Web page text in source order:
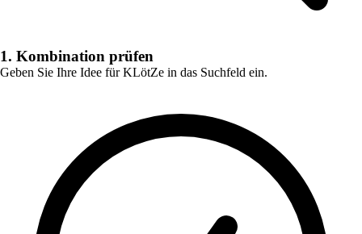
1. Kombination prüfen
Geben Sie Ihre Idee fürKLötZe in das Suchfeld ein.